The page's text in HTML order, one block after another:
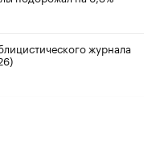
журнала